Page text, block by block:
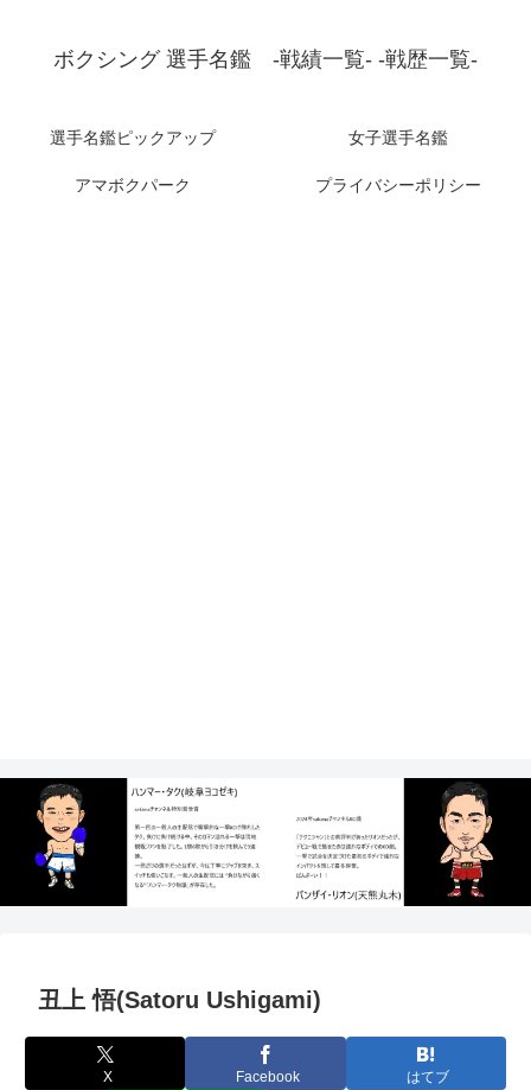
ボクシング 選手名鑑 -戦績一覧- -戦歴一覧-
選手名鑑ピックアップ 女子選手名鑑
アマボクパーク プライバシーポリシー
丑上 悟(Satoru Ushigami)
X Facebook はてブ